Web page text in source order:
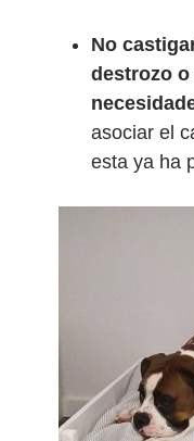
No
destrozo
asociar el
esta ya ha